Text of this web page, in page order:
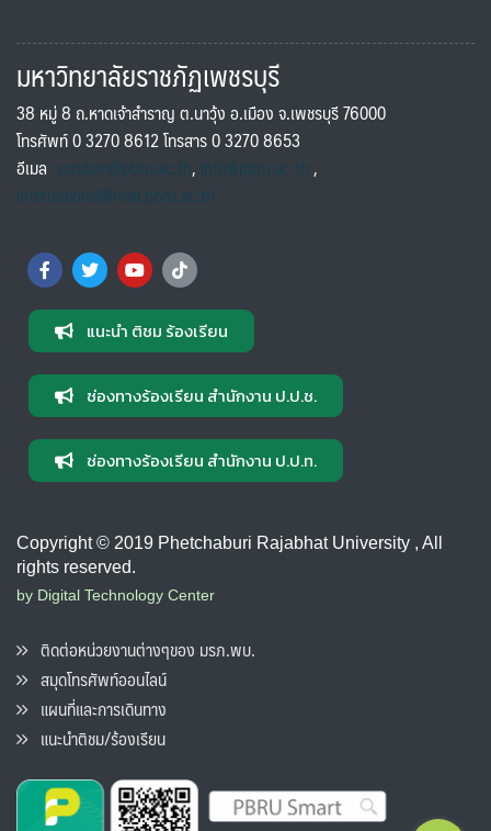
มหาวิทยาลัยราชภัฏเพชรบุรี
38 หมู่ 8 ถ.หาดเจ้าสำราญ ต.นาวุ้ง อ.เมือง จ.เพชรบุรี 76000
โทรศัพท์ 0 3270 8612 โทรสาร 0 3270 8653
อีเมล saraban@pbru.ac.th, info@pbru.ac.th,
international@mail.pbru.ac.th
แนะนำ ติชม ร้องเรียน
ช่องทางร้องเรียน สำนักงาน ป.ป.ช.
ช่องทางร้องเรียน สำนักงาน ป.ป.ท.
Copyright © 2019 Phetchaburi Rajabhat University , All
rights reserved.
by Digital Technology Center
ติดต่อหน่วยงานต่างๆของ มรภ.พบ.
สมุดโทรศัพท์ออนไลน์
แผนที่และการเดินทาง
แนะนำติชม/ร้องเรียน